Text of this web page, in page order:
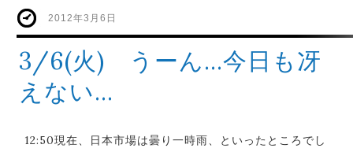
2012年3月6日
3/6(火) うーん…今日も冴
えない…
12:50現在、日本市場は曇り一時雨、といったところでし